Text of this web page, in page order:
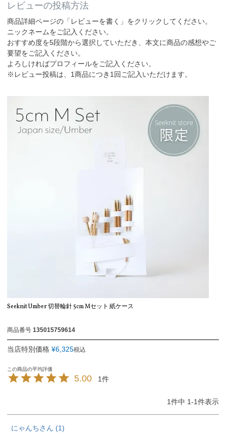
レビューの投稿方法
商品詳細ページの「レビューを書く」をクリックしてください。
ニックネームをご記入ください。
おすすめ度を5段階から選択していただき、本文に商品の感想やご
要望をご記入ください。
よろしければプロフィールをご記入ください。
※レビュー投稿は、1商品につき1回ご記入いただけます。
Seeknit Umber 切替輪針 5cm Mセット 紙ケース
商品番号 135015759614
当店特別価格 ¥6,325税込
5.00 1
1件中 1-1件表示
にゃんち 1